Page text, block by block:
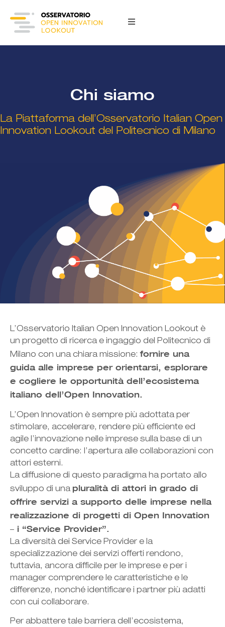
Chi siamo
La Piattaforma dell’Osservatorio Italian Open
Innovation Lookout del Politecnico di Milano
L’Osservatorio Italian Open Innovation Lookout è
un progetto di ricerca e ingaggio del Politecnico di
Milano con una chiara missione:fornire una
guida alle imprese per orientarsi, esplorare
e cogliere le opportunità dell’ecosistema
italiano dell’Open Innovation.
L’Open Innovation è sempre più adottata per
stimolare, accelerare, rendere più efficiente ed
agile l’innovazione nelle imprese sulla base di un
concetto cardine: l’apertura alle collaborazioni con
attori esterni.
La diffusione di questo paradigma ha portato allo
sviluppo di una pluralità di attori in grado di
offrire servizi a supporto delle imprese nella
realizzazione di progetti di Open Innovation
– i “Service Provider”.
La diversità dei Service Provider e la
specializzazione dei servizi offerti rendono,
tuttavia, ancora difficile per le imprese e per i
manager comprendere le caratteristiche e le
differenze, nonché identificare i partner più adatti
con cui collaborare.
Per abbattere tale barriera dell’ecosistema,